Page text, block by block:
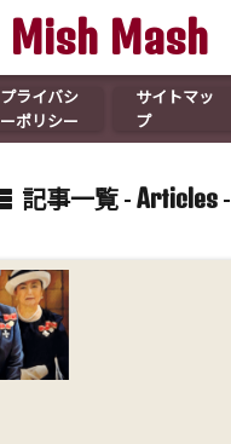
Mish Mash
プライバシ
ーポリシー
サイトマッ
プ
記事一覧 - Articles-